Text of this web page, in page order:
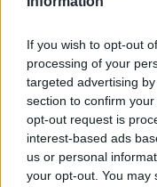
If you wish to opt-out
processing of your
targeted advertising
section to confirm
opt-out request is
interest-based ads
us or personal
your opt-out. You may
Francia-
Fantamondiale
Come ben sapete
allenatore
da schierare. Per